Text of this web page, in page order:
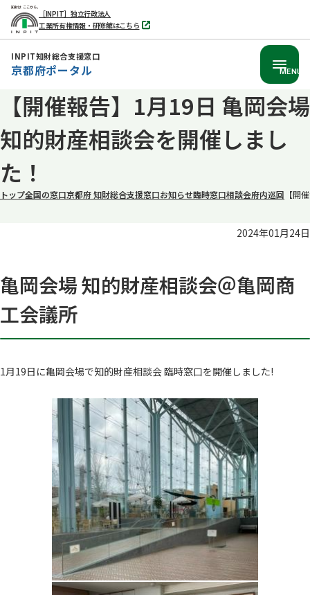
へ
動
［INPIT］独立行政法人
工業所有権情報・研修館はこちら
別
タ
INPIT知財総合支援窓口
京都府ポータル MENU
【開催報告】1月19日 亀岡会場
知的財産相談会を開催しまし
た！
トップ全国の窓口京都府 知財総合支援窓口お知らせ臨時窓口相談会府内巡回 【開
2024年01月24日
亀岡会場 知的財産相談会＠亀岡商
工会議所
1月19日に亀岡会場で知的財産相談会 臨時窓口を開催しました!